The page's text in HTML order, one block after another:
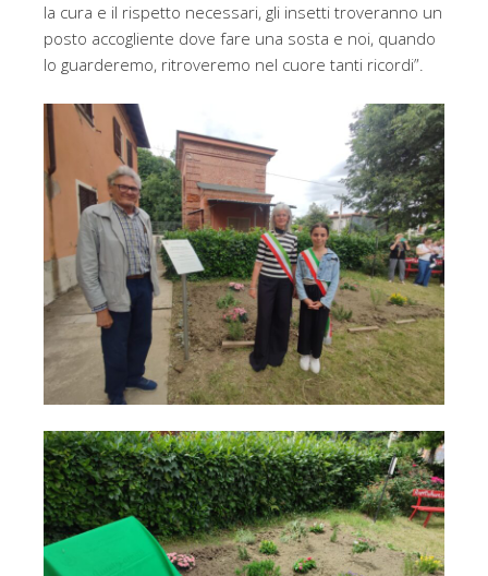
la cura e il rispetto necessari, gli insetti troveranno un
posto accogliente dove fare una sosta e noi, quando
lo guarderemo, ritroveremo nel cuore tanti ricordi”.